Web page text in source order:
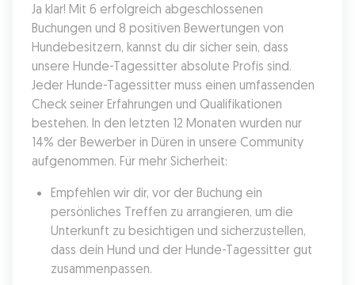
Ja klar! Mit 6 erfolgreich abgeschlossenen
Buchungen und 8 positiven Bewertungen von
Hundebesitzern, kannst du dir sicher sein, dass
unsere Hunde-Tagessitter absolute Profis sind.
Jeder Hunde-Tagessitter muss einen umfassenden
Check seiner Erfahrungen und Qualifikationen
bestehen. In den letzten 12 Monaten wurden nur
14% der Bewerber in Düren in unsere Community
aufgenommen. Für mehr Sicherheit:
Empfehlen wir dir, vor der Buchung ein
persönliches Treffen zu arrangieren, um die
Unterkunft zu besichtigen und sicherzustellen,
dass dein Hund und der Hunde-Tagessitter gut
zusammenpassen.